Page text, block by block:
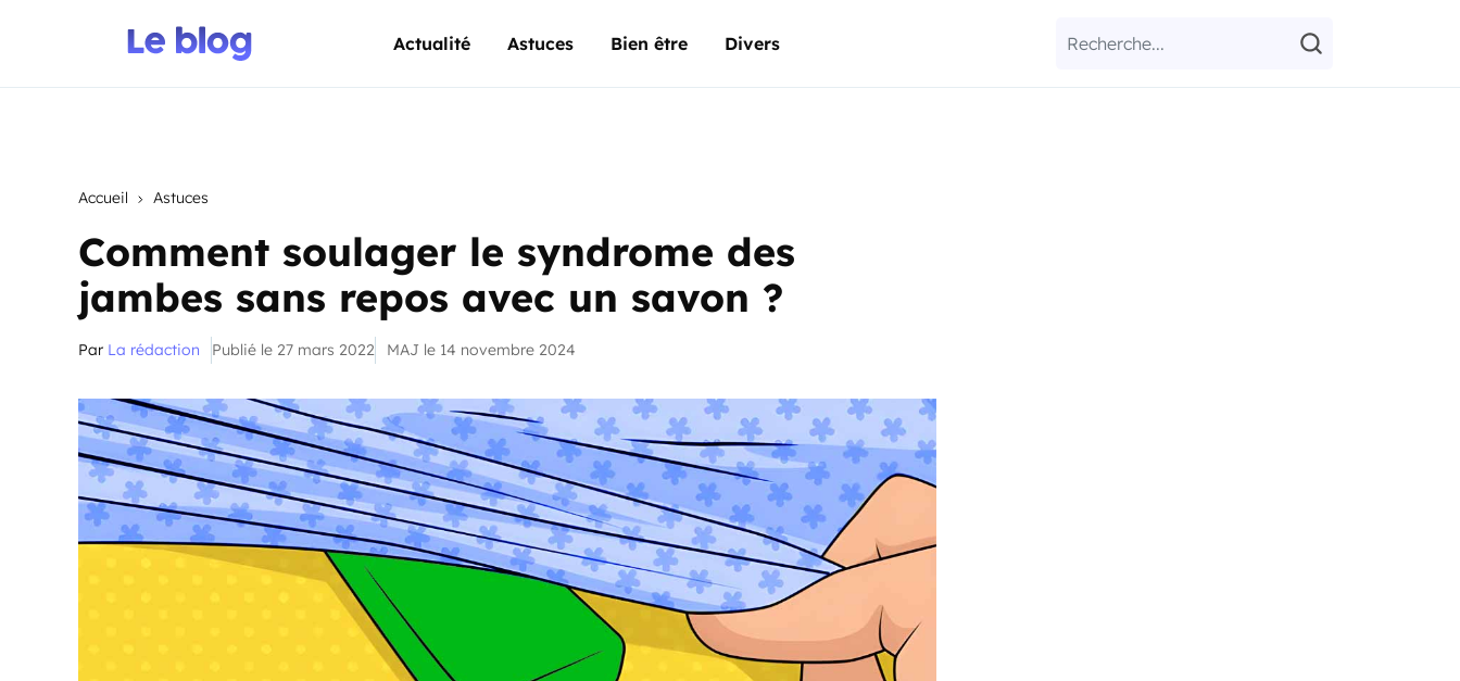
Actualité Astuces Bien être Divers
Accueil Astuces
Comment soulager le syndrome des
jambes sans repos avec un savon ?
Par La rédaction Publié le 27 mars 2022 MAJ le 14 novembre 2024